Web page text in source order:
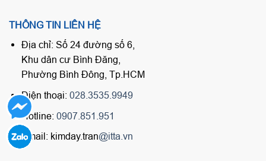
THÔNG TIN LIÊN HỆ
Địa chỉ: Số 24 đường số 6,
Khu dân cư Bình Đăng,
Phường Bình Đông, Tp.HCM
Điện thoại: 028.3535.9949
Hotline: 0907.851.951
Email: kimday.tran@itta.vn